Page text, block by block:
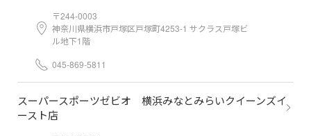
〒244-0003
神奈川県横浜市戸塚区戸塚町4253-1 サクラス戸塚ビ
ル地下1階
045-869-5811
スーパースポーツゼビオ 横浜みなとみらいクイーンズイ
ースト店